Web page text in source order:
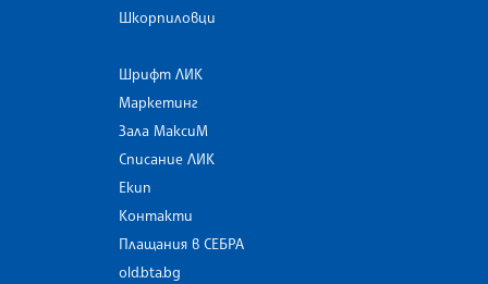
Шкорпиловци
Шрифт ЛИК
Маркетинг
Зала МаксиМ
Списание ЛИК
Екип
Контакти
Плащания в СЕБРА
old.bta.bg